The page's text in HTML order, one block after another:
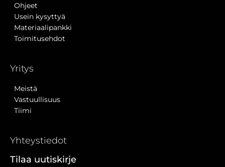
Ohjeet
Usein kysyttyä
Materiaalipankki
Toimitusehdot
Yritys
Meistä
Vastuullisuus
Tiimi
Yhteystiedot
Tilaa uutiskirje